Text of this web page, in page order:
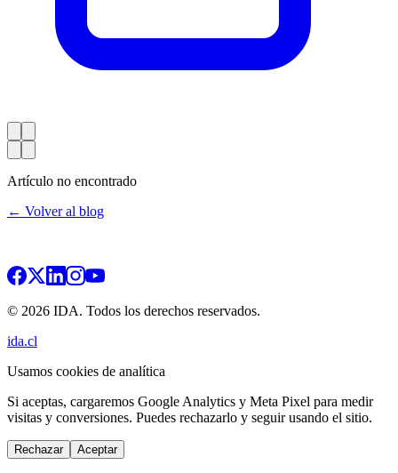
Artículo no encontrado
← Volver al blog
© 2026 IDA. Todos los derechos reservados.
ida.cl
Usamos cookies de analítica
Si aceptas, cargaremos Google Analytics y Meta Pixel para medir
visitas y conversiones. Puedes rechazarlo y seguir usando el sitio.
Rechazar Aceptar